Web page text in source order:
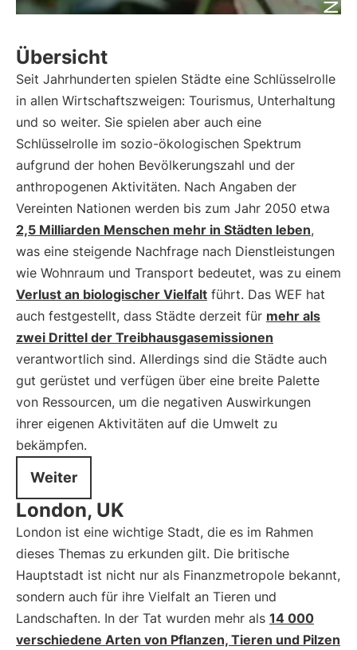
Übersicht
Seit Jahrhunderten spielen Städte eine Schlüsselrolle
in allen Wirtschaftszweigen: Tourismus, Unterhaltung
und so weiter. Sie spielen aber auch eine
Schlüsselrolle im sozio-ökologischen Spektrum
aufgrund der hohen Bevölkerungszahl und der
anthropogenen Aktivitäten. Nach Angaben der
Vereinten Nationen werden bis zum Jahr 2050 etwa
2,5 Milliarden Menschen mehr in Städten leben,
was eine steigende Nachfrage nach Dienstleistungen
wie Wohnraum und Transport bedeutet, was zu einem
Verlust an biologischer Vielfalt führt. Das WEF hat
auch festgestellt, dass Städte derzeit für mehr als
zwei Drittel der Treibhausgasemissionen
verantwortlich sind. Allerdings sind die Städte auch
gut gerüstet und verfügen über eine breite Palette
von Ressourcen, um die negativen Auswirkungen
ihrer eigenen Aktivitäten auf die Umwelt zu
bekämpfen.
Weiter
London, UK
London ist eine wichtige Stadt, die es im Rahmen
dieses Themas zu erkunden gilt. Die britische
Hauptstadt ist nicht nur als Finanzmetropole bekannt,
sondern auch für ihre Vielfalt an Tieren und
Landschaften. In der Tat wurden mehr als 14 000
verschiedene Arten von Pflanzen, Tieren und Pilzen